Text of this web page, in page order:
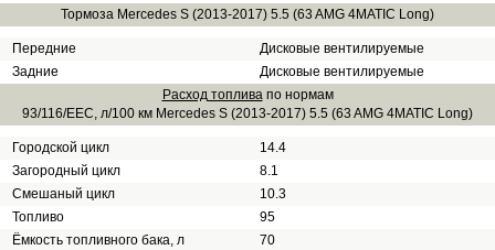
Тормоза Mercedes S (2013-2017) 5.5 (63 AMG 4MATIC Long)
Передние
Дисковые вентилируемые
Задние
Дисковые вентилируемые
Расход топливапо нормам
93/116/EEC, л/100 км Mercedes S (2013-2017) 5.5 (63 AMG 4MATIC Long)
Городской цикл
14.4
Загородный цикл
8.1
Смешаный цикл
10.3
Топливо
95
Ёмкость топливного бака, л
70